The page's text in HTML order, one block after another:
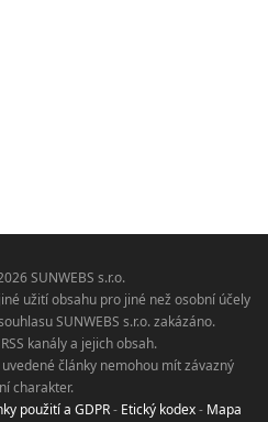
SUNWEBS s.r.o.
užití obsahu pro jiné než osobní účely
SUNWEBS s.r.o. zakázáno.
kanály a jejich obsah.
články nemohou mít závazný
charakter.
použití a GDPR- Etický kodex- Mapa